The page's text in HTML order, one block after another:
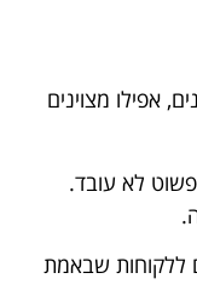
אפילו מצוינים
לא עובד.
ללקוחות שבאמת